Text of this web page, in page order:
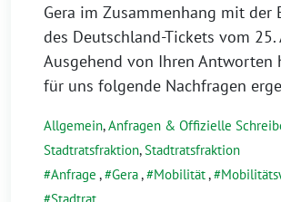
Gera im Zusammenhang mit der
des Deutschland-Tickets vom
Ausgehend von Ihren Antworten
für uns folgende Nachfragen
Allgemein,Anfragen & Offizielle
Stadtratsfraktion,Stadtratsfraktion
Anfrage , Gera, Mobilität,
Stadtrat